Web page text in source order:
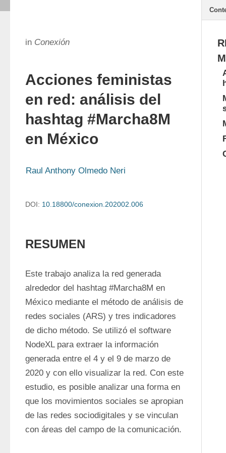
in Conexión
Acciones feministas
en red: análisis del
hashtag #Marcha8M
en México
Raul Anthony Olmedo Neri
DOI: 10.18800/conexion.202002.006
RESUMEN
Este trabajo analiza la red generada
alrededor del hashtag #Marcha8M en
México mediante el método de análisis de
redes sociales (ARS) y tres indicadores
de dicho método. Se utilizó el software
NodeXL para extraer la información
generada entre el 4 y el 9 de marzo de
2020 y con ello visualizar la red. Con este
estudio, es posible analizar una forma en
que los movimientos sociales se apropian
de las redes sociodigitales y se vinculan
con áreas del campo de la comunicación.